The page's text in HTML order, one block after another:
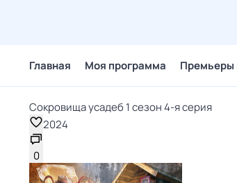
Главная Моя программа Премьеры
Сокровища усадеб 1 сезон 4-я серия
2024
0